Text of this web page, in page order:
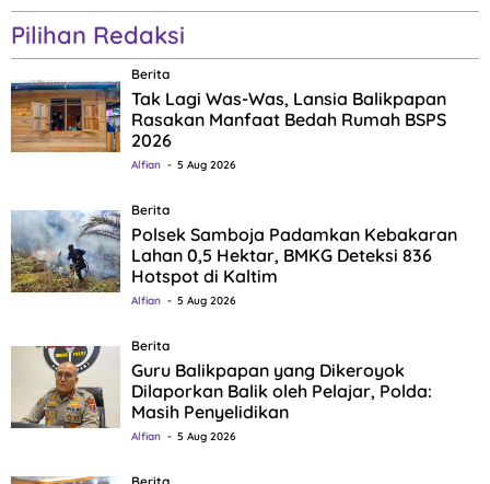
Pilihan Redaksi
Berita
Tak Lagi Was-Was, Lansia Balikpapan
Rasakan Manfaat Bedah Rumah BSPS
2026
Alfian 5 Aug 2026
Berita
Polsek Samboja Padamkan Kebakaran
Lahan 0,5 Hektar, BMKG Deteksi 836
Hotspot di Kaltim
Alfian 5 Aug 2026
Berita
Guru Balikpapan yang Dikeroyok
Dilaporkan Balik oleh Pelajar, Polda:
Masih Penyelidikan
Alfian 5 Aug 2026